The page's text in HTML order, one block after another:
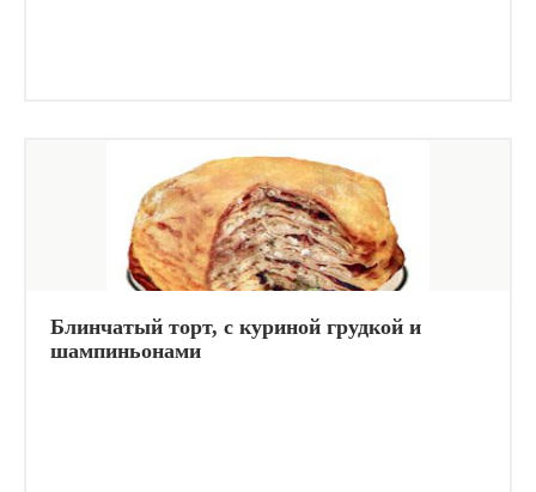
Блинчатый торт, с куриной грудкой и
шампиньонами